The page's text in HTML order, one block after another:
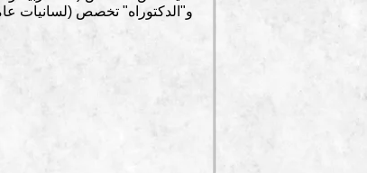
و"الدكتوراه" تخصص (لسانيات عامة)